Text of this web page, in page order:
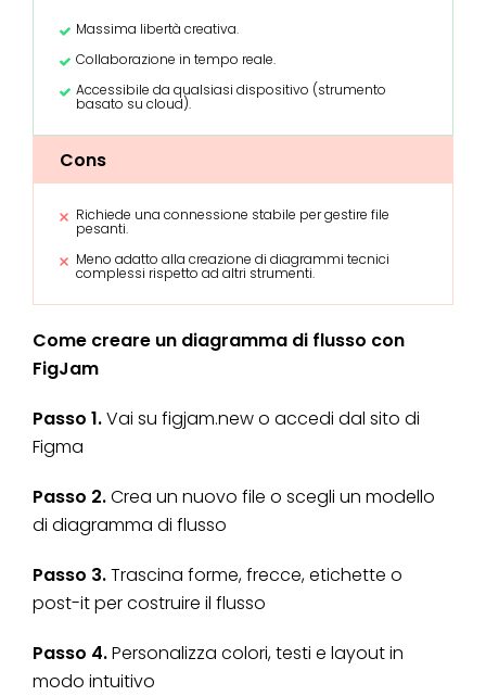
Massima libertà creativa.
Collaborazione in tempo reale.
Accessibile da qualsiasi dispositivo (strumento
basato su cloud).
Cons
Richiede una connessione stabile per gestire file
pesanti.
Meno adatto alla creazione di diagrammi tecnici
complessi rispetto ad altri strumenti.
Come creare un diagramma di flusso con
FigJam
Passo 1.Vai su figjam.new o accedi dal sito di
Figma
Passo 2.Crea un nuovo file o scegli un modello
di diagramma di flusso
Passo 3.Trascina forme, frecce, etichette o
post-it per costruire il flusso
Passo 4.Personalizza colori, testi e layout in
modo intuitivo